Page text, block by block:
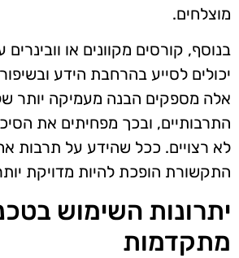
מוצלחים.
בנוסף, קורסים מקוונים או וובינרים
יכולים לסייע בהרחבת הידע
אלה מספקים הבנה מעמיקה יותר
התרבותיים, ובכך מפחיתים את
לא רצויים. ככל שהידע על תרבות
התקשורת הופכת להיות מדויקת
יתרונות השימוש
מתקדמות